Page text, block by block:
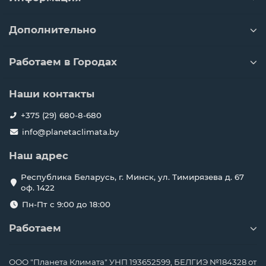
Дополнительно
Работаем в Городах
Наши контакты
+375 (29) 680-8-680
info@planetaclimata.by
Наш адрес
Республика Беларусь, г. Минск, ул. Тимирязева д. 67
оф. 1422
Пн-Пт с 9:00 до 18:00
Работаем
ООО "Планета Климата" УНП 193652599, БЕЛГИЭ №184328 от